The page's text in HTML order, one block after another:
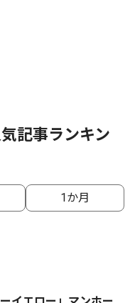
記事ランキン
1か月